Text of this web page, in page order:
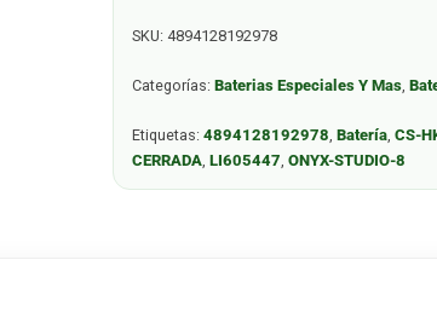
SKU:4894128192978
Categorías:Baterias Especiales Y Mas,
Etiquetas:4894128192978,Batería,CS-
CERRADA,LI605447,ONYX-STUDIO-8